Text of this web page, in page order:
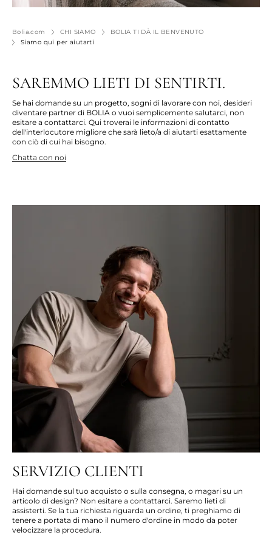
Bolia.com CHI SIAMO
BOLIA TI DÀ IL BENVENUTO
Siamo qui per aiutarti
SAREMMO LIETI DI SENTIRTI.
Se hai domande su un progetto, sogni di lavorare con noi, desideri
diventare partner di BOLIA o vuoi semplicemente salutarci, non
esitare a contattarci. Qui troverai le informazioni di contatto
dell'interlocutore migliore che sarà lieto/a di aiutarti esattamente
con ciò di cui hai bisogno.
Chatta con noi
SERVIZIO CLIENTI
Hai domande sul tuo acquisto o sulla consegna, o magari su un
articolo di design? Non esitare a contattarci. Saremo lieti di
assisterti. Se la tua richiesta riguarda un ordine, ti preghiamo di
tenere a portata di mano il numero d'ordine in modo da poter
velocizzare la procedura.